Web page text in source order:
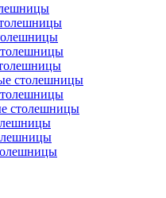
столешницы
столешницы